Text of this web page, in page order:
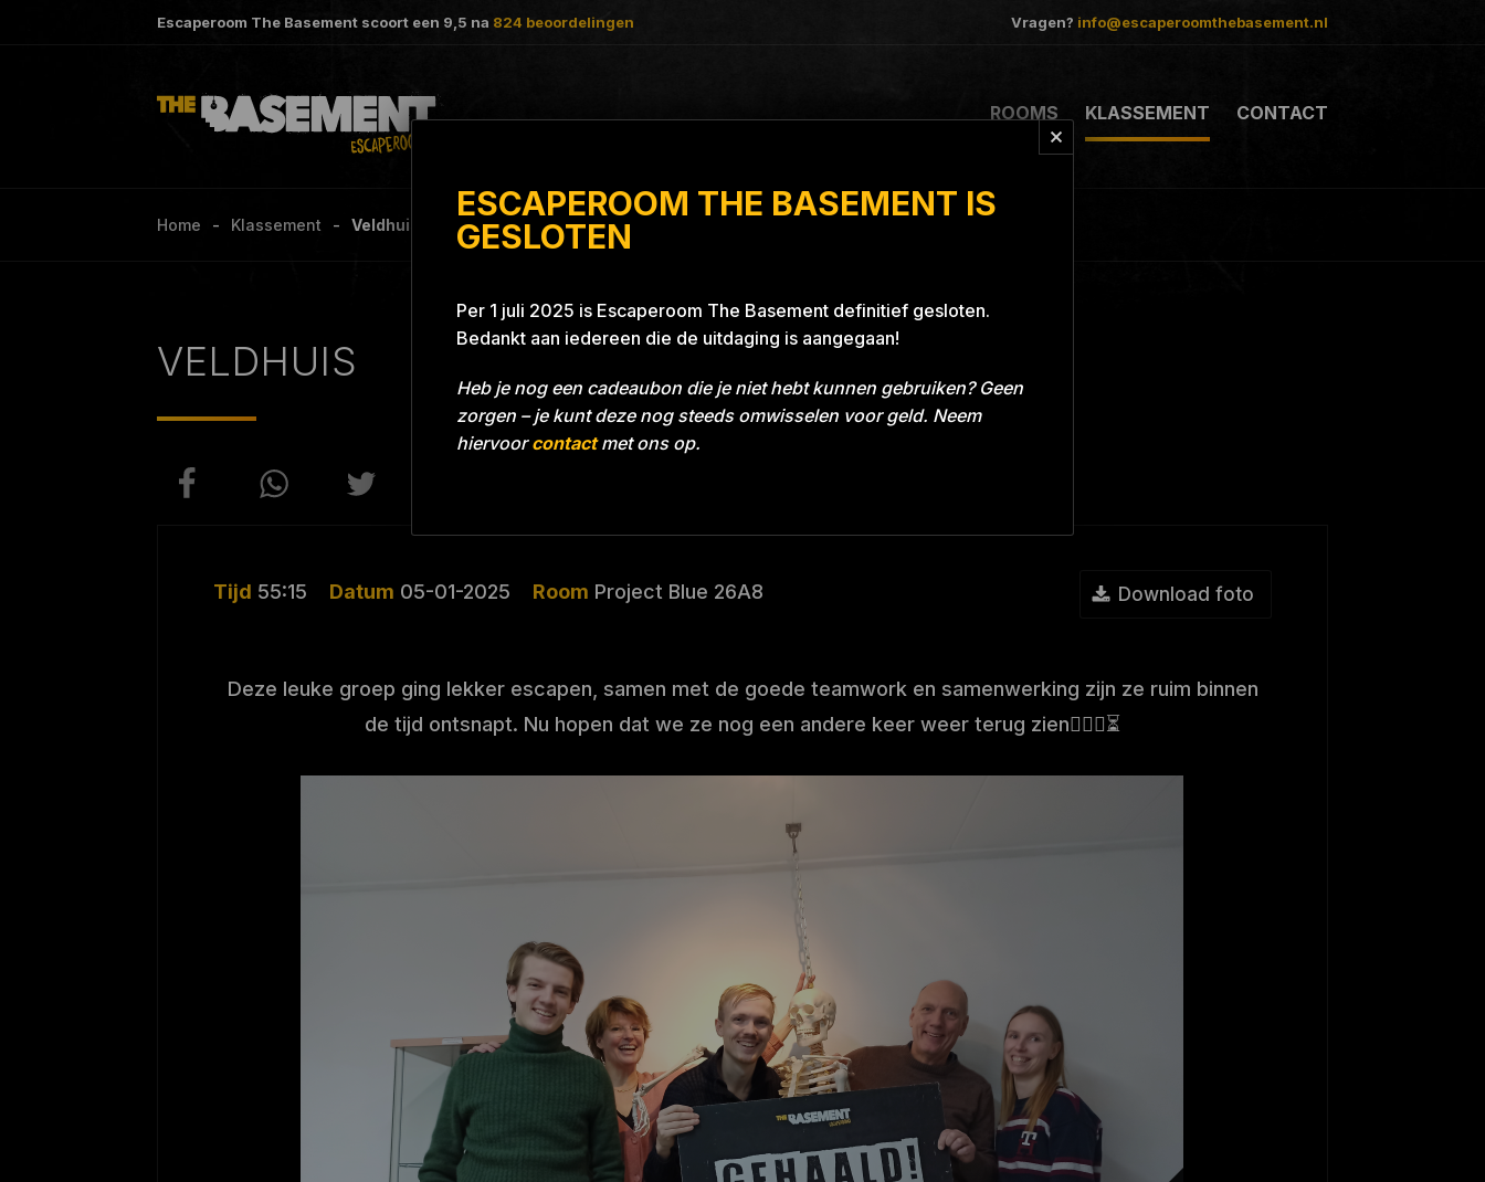
ESCAPEROOM THE BASEMENT IS
GESLOTEN
Per 1 juli 2025 is Escaperoom The Basement definitief gesloten.
Bedankt aan iedereen die de uitdaging is aangegaan!
Heb je nog een cadeaubon die je niet hebt kunnen gebruiken? Geen
zorgen – je kunt deze nog steeds omwisselen voor geld. Neem
hiervoorcontactmet ons op.
Escaperoom The Basement scoort een 9,5 na 824 beoordelingen Vragen? info@escaperoomthebasement.nl
ROOMS KLASSEMENT CONTACT
Home Klassement Veldhuis Project Blue 26A8
VELDHUIS
Tijd 55:15 Datum 05-01-2025 Room Project Blue 26A8 Download foto
Deze leuke groep ging lekker escapen, samen met de goede teamwork en samenwerking zijn ze ruim binnen
de tijd ontsnapt. Nu hopen dat we ze nog een andere keer weer terug zien🕵🏻‍♂️⏳